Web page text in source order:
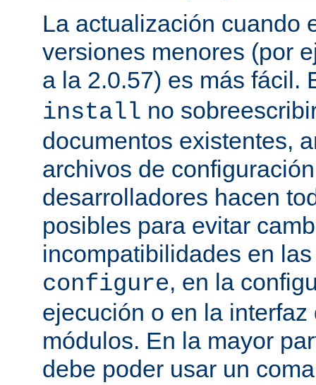
La actualización cuando
versiones menores (por
a la 2.0.57) es más fácil.
install no
documentos existentes,
archivos de
desarrolladores hacen
posibles para evitar
incompatibilidades en
configure, en la
ejecución o en la
módulos. En la mayor
debe poder usar un